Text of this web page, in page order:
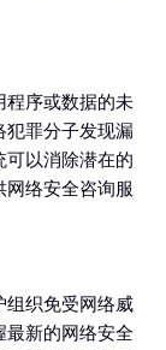
程序或数据的未
犯罪分子发现漏
可以消除潜在的
网络安全咨询服
组织免受网络威
最新的网络安全